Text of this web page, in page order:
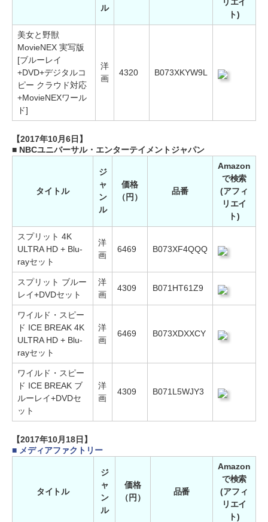
ル
ト)
美女と野獣
MovieNEX 実写版
[ブルーレイ
+DVD+デジタルコ
ピー クラウド対応
+MovieNEXワール
ド]
洋
画
4320 B073XKYW9L
【2017年10月6日】
■ NBCユニバーサル・エンターテイメントジャパン
タイトル
ジ
ャ
ン
ル
価格
（円）
品番
Amazon
で検索
(アフィ
リエイ
ト)
スプリット 4K
ULTRA HD + Blu-
rayセット
洋
画
6469 B073XF4QQQ
スプリット ブルー
レイ+DVDセット
洋
画
4309 B071HT61Z9
ワイルド・スピー
ド ICE BREAK 4K
ULTRA HD + Blu-
rayセット
洋
画
6469 B073XDXXCY
ワイルド・スピー
ド ICE BREAK ブ
ルーレイ+DVDセ
ット
洋
画
4309 B071L5WJY3
【2017年10月18日】
■ メディアファクトリー
タイトル
ジ
ャ
ン
ル
価格
（円）
品番
Amazon
で検索
(アフィ
リエイ
ト)